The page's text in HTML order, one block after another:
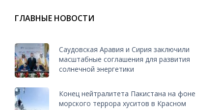
ГЛАВНЫЕ НОВОСТИ
Саудовская Аравия и Сирия заключили
масштабные соглашения для развития
солнечной энергетики
Конец нейтралитета Пакистана на фоне
морского террора хуситов в Красном